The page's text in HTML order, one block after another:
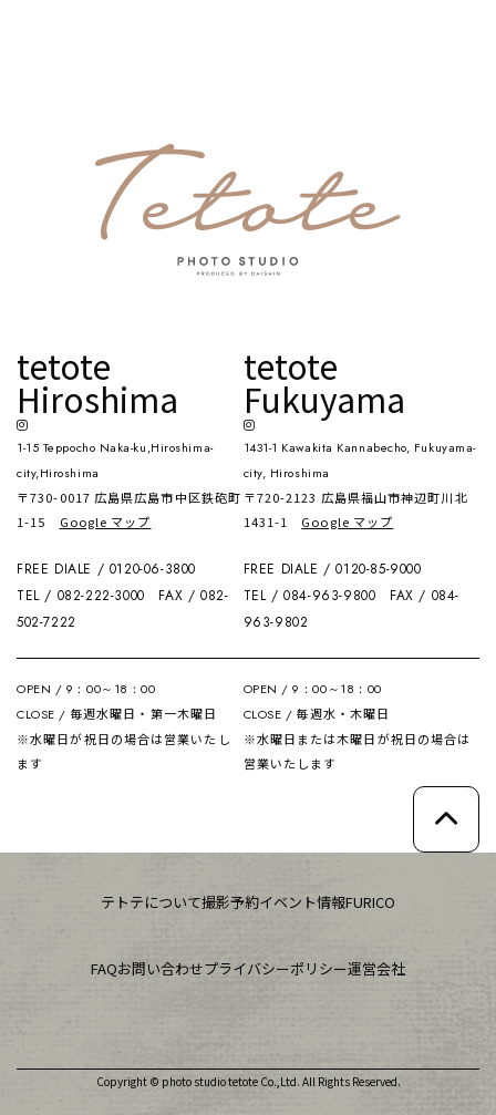
tetote
Hiroshima
1-15 Teppocho Naka-ku,Hiroshima-
city,Hiroshima
〒730-0017 広島県広島市中区鉄砲町
1-15 Google マップ
FREE DIALE / 0120-06-3800
TEL / 082-222-3000 FAX / 082-
502-7222
OPEN / 9：00～18：00
CLOSE / 毎週水曜日・第一木曜日
※水曜日が祝日の場合は営業いたし
ます
tetote
Fukuyama
1431-1 Kawakita Kannabecho, Fukuyama-
city, Hiroshima
〒720-2123 広島県福山市神辺町川北
1431-1 Google マップ
FREE DIALE / 0120-85-9000
TEL / 084-963-9800 FAX / 084-
963-9802
OPEN / 9：00～18：00
CLOSE / 毎週水・木曜日
※水曜日または木曜日が祝日の場合は
営業いたします
テトテについて撮影予約イベント情報FURICO
FAQお問い合わせプライバシーポリシー運営会社
Copyright © photo studio tetote Co.,Ltd. All Rights Reserved.